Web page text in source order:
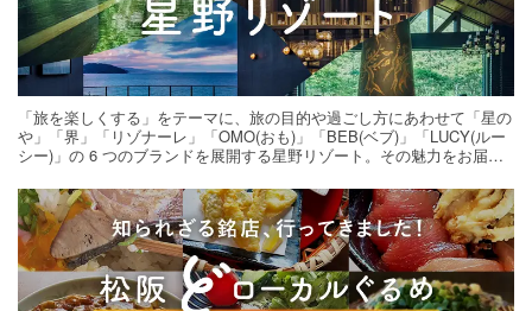
「旅を楽しくする」をテーマに、旅の目的や過ごし方にあわせて「星の
や」「界」「リゾナーレ」「OMO(おも)」「BEB(ベブ)」「LUCY(ルー
シー)」の 6 つのブランドを展開する星野リゾート。その魅力をお届け